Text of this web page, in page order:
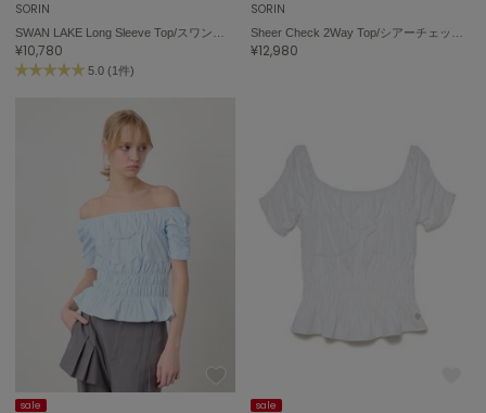
SORIN
¥10,780
5.0 (1件)
SORIN
¥12,980
sale sale